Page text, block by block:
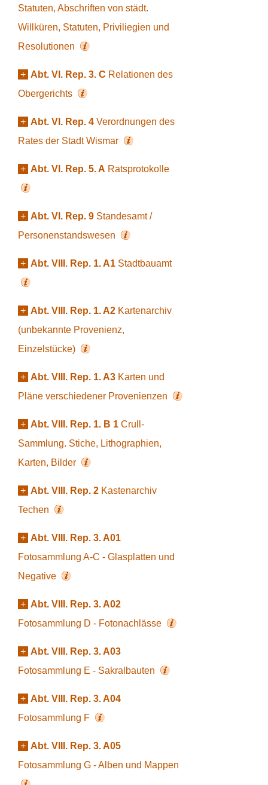
Statuten, Abschriften von städt.
Willküren, Statuten, Priviliegien und
Resolutionen
+ Abt. VI. Rep. 3. C Relationen des
Obergerichts
+ Abt. VI. Rep. 4 Verordnungen des
Rates der Stadt Wismar
+ Abt. VI. Rep. 5. A Ratsprotokolle
+ Abt. VI. Rep. 9 Standesamt /
Personenstandswesen
+ Abt. VIII. Rep. 1. A1 Stadtbauamt
+ Abt. VIII. Rep. 1. A2 Kartenarchiv
(unbekannte Provenienz,
Einzelstücke)
+ Abt. VIII. Rep. 1. A3 Karten und
Pläne verschiedener Provenienzen
+ Abt. VIII. Rep. 1. B 1 Crull-
Sammlung. Stiche, Lithographien,
Karten, Bilder
+ Abt. VIII. Rep. 2 Kastenarchiv
Techen
+ Abt. VIII. Rep. 3. A01
Fotosammlung A-C - Glasplatten und
Negative
+ Abt. VIII. Rep. 3. A02
Fotosammlung D - Fotonachlässe
+ Abt. VIII. Rep. 3. A03
Fotosammlung E - Sakralbauten
+ Abt. VIII. Rep. 3. A04
Fotosammlung F
+ Abt. VIII. Rep. 3. A05
Fotosammlung G - Alben und Mappen